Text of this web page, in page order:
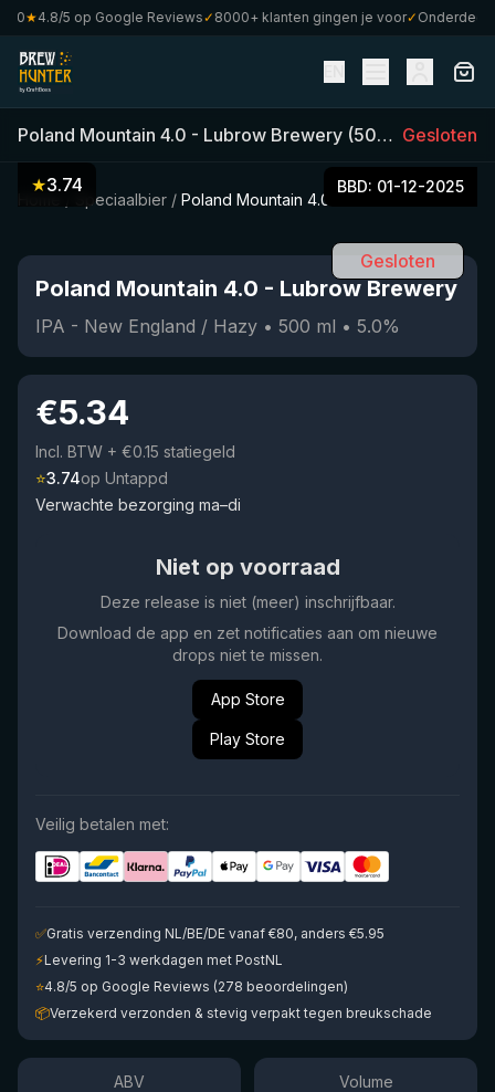
★4.8/5 op Google Reviews✓8000+ klanten gingen je voor✓Onderdeel
Poland Mountain 4.0 - Lubrow Brewery (500 ml)•5.0%
Gesloten
Speciaalbier / Poland Mountain 4.0
★3.74 BBD: 01-12-2025
Gesloten
Poland Mountain 4.0 - Lubrow Brewery
IPA - New England / Hazy • 500 ml • 5.0%
€5.34
Incl. BTW + €0.15 statiegeld
⭐3.74op Untappd
Verwachte bezorging ma–di
Niet op voorraad
Deze release is niet (meer) inschrijfbaar.
Download de app en zet notificaties aan om nieuwe
drops niet te missen.
App Store
Play Store
Veilig betalen met:
✅Gratis verzending NL/BE/DE vanaf €80, anders €5.95
⚡Levering 1-3 werkdagen met PostNL
⭐4.8/5 op Google Reviews (278 beoordelingen)
📦Verzekerd verzonden & stevig verpakt tegen breukschade
ABV Volume